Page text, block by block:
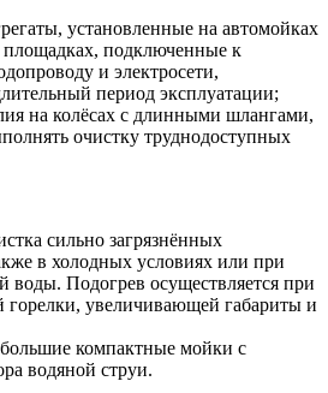
установленные на автомойках
площадках, подключенные к
и электросети,
период эксплуатации;
на колёсах с длинными шлангами,
очистку труднодоступных
сильно загрязнённых
в холодных условиях или при
воды. Подогрев осуществляется при
горелки, увеличивающей габариты и
компактные мойки с
водяной струи.